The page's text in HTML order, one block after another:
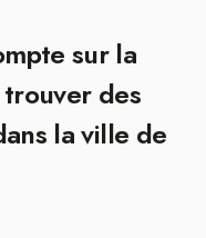
sur la
des
la ville de